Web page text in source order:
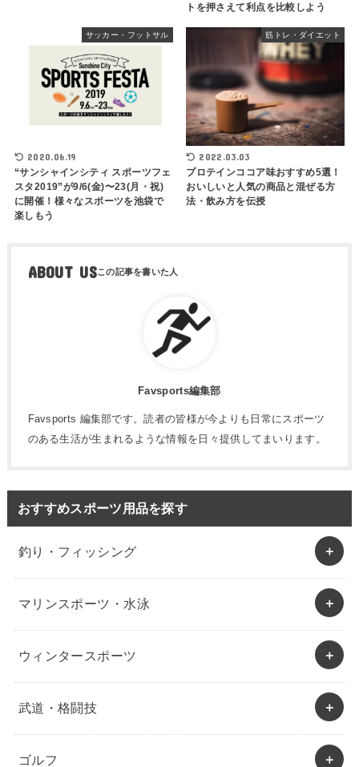
トを押さえて利点を比較しよう
サッカー・フットサル
2020.06.19
“サンシャインシティ スポーツフェ
スタ2019”が9/6(金)〜23(月・祝)
に開催！様々なスポーツを池袋で
楽しもう
筋トレ・ダイエット
2022.03.03
プロテインココア味おすすめ5選！
おいしいと人気の商品と混ぜる方
法・飲み方を伝授
ABOUT US
Favsports編集部
Favsports 編集部です。読者の皆様が今よりも日常にスポーツ
のある生活が生まれるような情報を日々提供してまいります。
おすすめスポーツ用品を探す
釣り・フィッシング
マリンスポーツ・水泳
ウィンタースポーツ
武道・格闘技
ゴルフ